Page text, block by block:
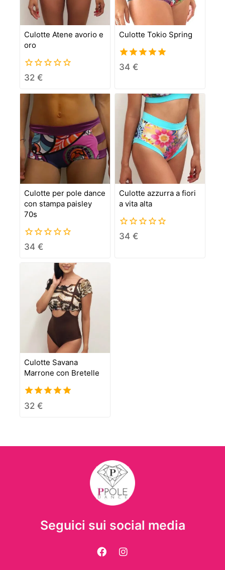
Culotte Atene avorio e
oro
0
of
32 €
Culotte Tokio Spring
5.00
34 €
Culotte per pole dance
con stampa paisley
70s
0
34 €
Culotte azzurra a fiori
a vita alta
0
34 €
Culotte Savana
Marrone con Bretelle
5.00
32 €
Seguici sui social media